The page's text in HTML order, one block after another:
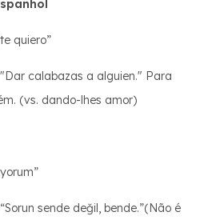
quiero”
calabazas a alguien." Para
(vs. dando-lhes amor)
sende değil, bende.”(Não é